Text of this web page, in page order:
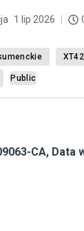
1 lip 2026
Public
CA, Data